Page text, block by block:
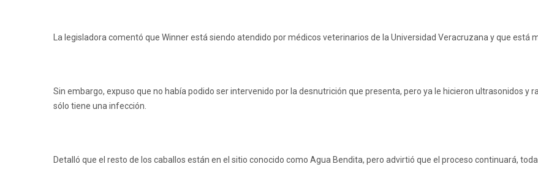
La legisladora comentó que Winner está siendo atendido por médicos veterinarios de la Universidad Veracruzana y que está
Sin embargo, expuso que no había podido ser intervenido por la desnutrición que presenta, pero ya le hicieron ultrasonidos y
sólo tiene una infección.
Detalló que el resto de los caballos están en el sitio conocido como Agua Bendita, pero advirtió que el proceso continuará,